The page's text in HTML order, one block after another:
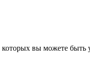
вы можете быть